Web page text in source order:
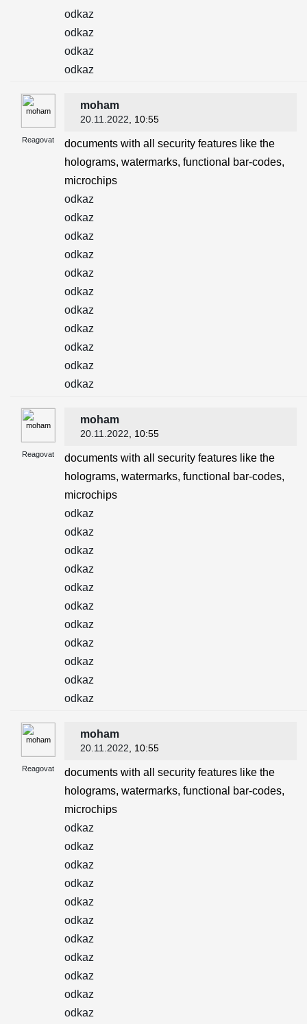
odkaz
odkaz
odkaz
odkaz
Reagovat
moham
20.11.2022 , 10:55
documents with all security features like the
holograms, watermarks, functional bar-codes,
microchips
odkaz
odkaz
odkaz
odkaz
odkaz
odkaz
odkaz
odkaz
odkaz
odkaz
odkaz
Reagovat
moham
20.11.2022 , 10:55
documents with all security features like the
holograms, watermarks, functional bar-codes,
microchips
odkaz
odkaz
odkaz
odkaz
odkaz
odkaz
odkaz
odkaz
odkaz
odkaz
odkaz
Reagovat
moham
20.11.2022 , 10:55
documents with all security features like the
holograms, watermarks, functional bar-codes,
microchips
odkaz
odkaz
odkaz
odkaz
odkaz
odkaz
odkaz
odkaz
odkaz
odkaz
odkaz